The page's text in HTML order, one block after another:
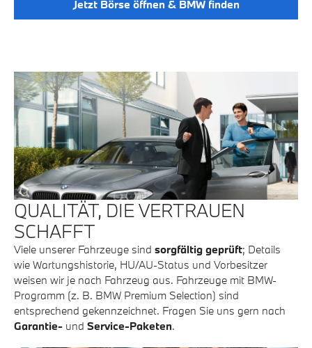
Jetzt Börse öffnen & BMW finden
QUALITÄT, DIE VERTRAUEN
SCHAFFT
Viele unserer Fahrzeuge sind sorgfältig geprüft; Details
wie Wartungshistorie, HU/AU-Status und Vorbesitzer
weisen wir je nach Fahrzeug aus. Fahrzeuge mit BMW-
Programm (z. B. BMW Premium Selection) sind
entsprechend gekennzeichnet. Fragen Sie uns gern nach
Garantie- und Service-Paketen.